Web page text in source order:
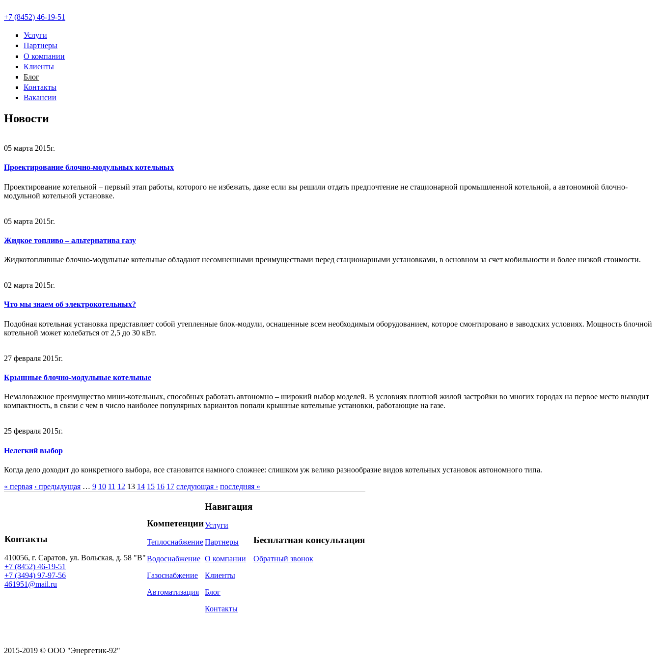
+7 (8452) 46-19-51
Услуги
Партнеры
О компании
Клиенты
Блог
Контакты
Вакансии
Новости
05 марта 2015г.
Проектирование блочно-модульных котельных
Проектирование котельной – первый этап работы, которого не избежать, даже если вы решили отдать предпочтение не стационарной промышленной котельной, а автономной блочно-
модульной котельной установке.
05 марта 2015г.
Жидкое топливо – альтернатива газу
Жидкотопливные блочно-модульные котельные обладают несомненными преимуществами перед стационарными установками, в основном за счет мобильности и более низкой стоимости.
02 марта 2015г.
Что мы знаем об электрокотельных?
Подобная котельная установка представляет собой утепленные блок-модули, оснащенные всем необходимым оборудованием, которое смонтировано в заводских условиях. Мощность блочной
котельной может колебаться от 2,5 до 30 кВт.
27 февраля 2015г.
Крышные блочно-модульные котельные
Немаловажное преимущество мини-котельных, способных работать автономно – широкий выбор моделей. В условиях плотной жилой застройки во многих городах на первое место выходит
компактность, в связи с чем в число наиболее популярных вариантов попали крышные котельные установки, работающие на газе.
25 февраля 2015г.
Нелегкий выбор
Когда дело доходит до конкретного выбора, все становится намного сложнее: слишком уж велико разнообразие видов котельных установок автономного типа.
« первая ‹ предыдущая … 9 10 11 12 13 14 15 16 17 следующая › последняя »
Контакты
410056, г. Саратов, ул. Вольская, д. 58 "В"
+7 (8452) 46-19-51
+7 (3494) 97-97-56
461951@mail.ru
Компетенции
Теплоснабжение
Водоснабжение
Газоснабжение
Автоматизация
Навигация
Услуги
Партнеры
О компании
Клиенты
Блог
Контакты
Бесплатная консультация
Обратный звонок
2015-2019 © ООО "Энергетик-92"